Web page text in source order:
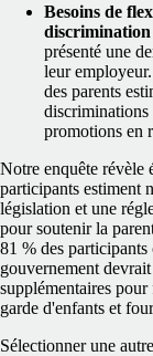
Besoins de
discrimination
présenté une
leur
des parents
discriminations
promotions en
Notre enquête révèle
participants estiment
législation et une
pour soutenir la
81 % des
gouvernement
supplémentaires
garde d'enfants et
Sélectionner une